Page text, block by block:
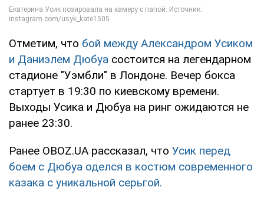
Отметим, что бой между Александром Усиком
и Даниэлем Дюбуа состоится на легендарном
стадионе "Уэмбли" в Лондоне. Вечер бокса
стартует в 19:30 по киевскому времени.
Выходы Усика и Дюбуа на ринг ожидаются не
ранее 23:30.
Ранее OBOZ.UA рассказал, что Усик перед
боем с Дюбуа оделся в костюм современного
казака с уникальной серьгой.